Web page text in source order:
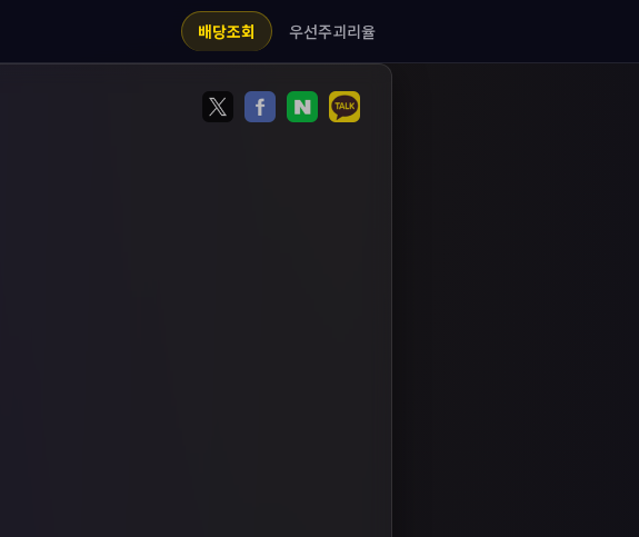
배당조회 우선주괴리율